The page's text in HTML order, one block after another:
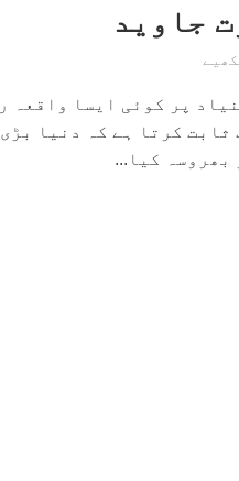
جاوید
پر کوئی ایسا واقعہ
ثابت کرتا ہے کہ دنیا
بھروسہ کیا...